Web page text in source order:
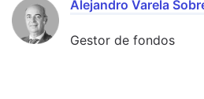
Alejandro Varela
Gestor de fondos